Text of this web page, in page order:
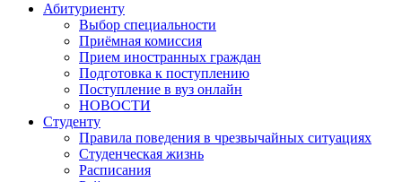
Абитуриенту
Выбор специальности
Приёмная комиссия
Прием иностранных граждан
Подготовка к поступлению
Поступление в вуз онлайн
НОВОСТИ
Студенту
Правила поведения в чрезвычайных ситуациях
Студенческая жизнь
Расписания